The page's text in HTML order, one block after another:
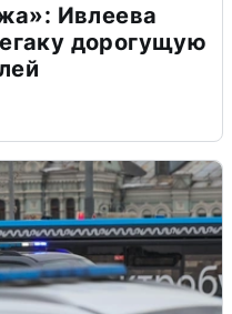
Ивлеева
дорогущую